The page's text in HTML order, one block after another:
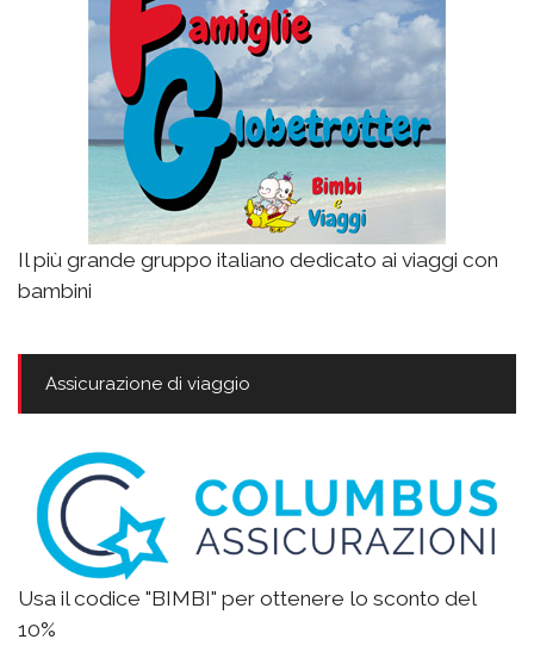
Il più grande gruppo italiano dedicato ai viaggi con
bambini
Assicurazione di viaggio
Usa il codice "BIMBI" per ottenere lo sconto del
10%